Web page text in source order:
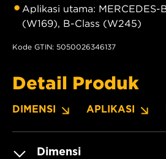
Aplikasi utama: MERCEDES-
(W169), B-Class (W245)
Kode GTIN: 5050026346137
Detail Produk
DIMENSI APLIKASI
Dimensi